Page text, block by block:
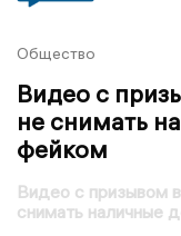
Общество
Видео с
не снимать
фейком
Видео с призывом
снимать наличные